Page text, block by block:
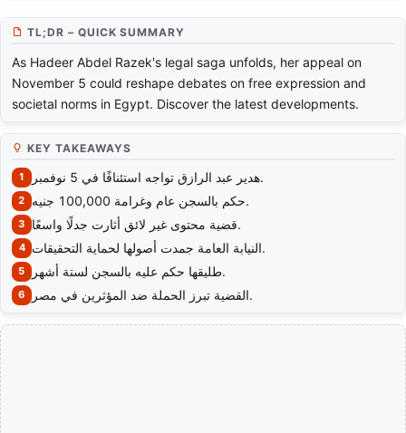
TL;DR – QUICK SUMMARY
As Hadeer Abdel Razek's legal saga unfolds, her appeal on
November 5 could reshape debates on free expression and
societal norms in Egypt. Discover the latest developments.
KEY TAKEAWAYS
هدير عبد الرازق تواجه استئنافًا في 5 نوفمبر.
حكم بالسجن عام وغرامة 100,000 جنيه.
قضية محتوى غير لائق أثارت جدلًا واسعًا.
النيابة العامة جمدت أصولها لحماية التحقيقات.
طليقها حكم عليه بالسجن لستة أشهر.
القضية تبرز الحملة ضد المؤثرين في مصر.